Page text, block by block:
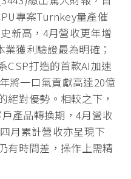
專案Turnkey量產催
新高，4月營收更年增
獲利驗證最為明確；
CSP打造的首款AI加速
將一口氣貢獻高達20億
絕對優勢。相較之下，
產品轉換期，4月營收
月累計營收亦呈現下
有時間差，操作上需精